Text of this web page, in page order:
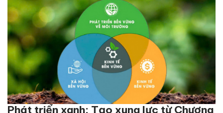
Phát triển xanh: Tạo xung lực từ Chương